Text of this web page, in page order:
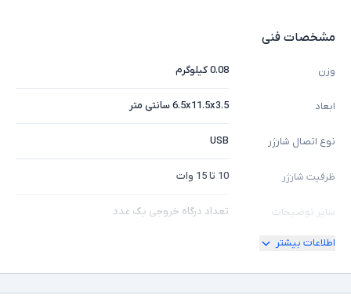
مشخصات فنی
وزن 0.08 کیلوگرم
ابعاد 6.5x11.5x3.5 سانتی متر
نوع اتصال شارژر USB
ظرفیت شارژر 10 تا 15 وات
سایر توضیحات تعداد درگاه خروجی یک عدد
اطلاعات بیشتر